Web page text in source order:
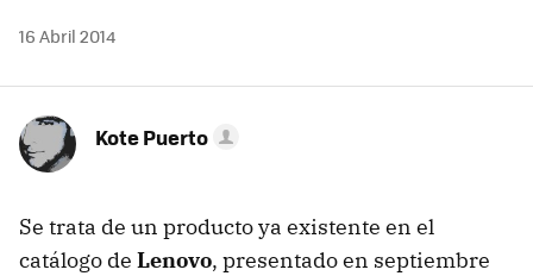
16 Abril 2014
Kote Puerto
Se trata de un producto ya existente en el
catálogo de Lenovo, presentado en septiembre